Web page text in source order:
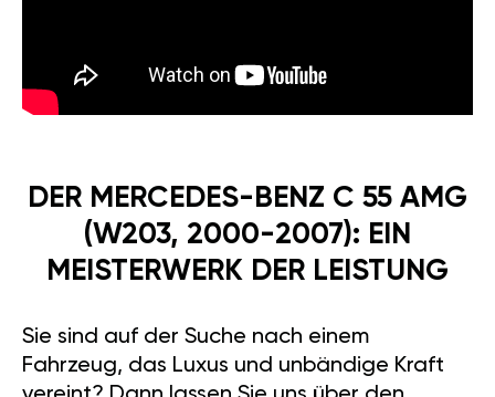
DER MERCEDES-BENZ C 55 AMG
(W203, 2000-2007): EIN
MEISTERWERK DER LEISTUNG
Sie sind auf der Suche nach einem
Fahrzeug, das Luxus und unbändige Kraft